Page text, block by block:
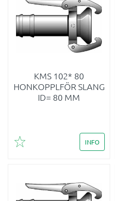
KMS 102* 80
HONKOPPLFÖR SLANG
ID= 80 MM
Lägg till i favoriter
INFO